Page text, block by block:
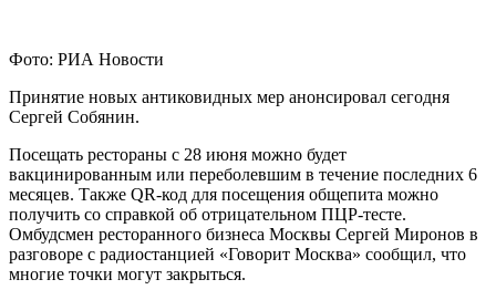
Фото: РИА Новости
Принятие новых антиковидных мер анонсировал сегодня
Сергей Собянин.
Посещать рестораны с 28 июня можно будет
вакцинированным или переболевшим в течение последних 6
месяцев. Также QR-код для посещения общепита можно
получить со справкой об отрицательном ПЦР-тесте.
Омбудсмен ресторанного бизнеса Москвы Сергей Миронов в
разговоре с радиостанцией «Говорит Москва» сообщил, что
многие точки могут закрыться.